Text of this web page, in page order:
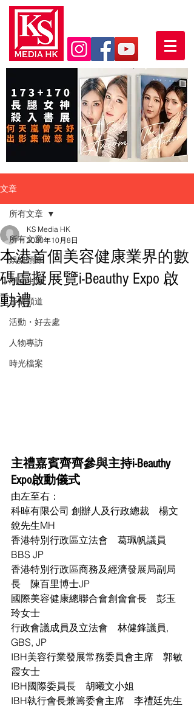
文章
所有文章
娛樂頭條
潮流生活
音樂頻道
活動・好去處
人物專訪
時光檔案
所有文章
本港首個美容健康業界的數
碼虛擬展覽i-Beauthy Expo 啟
動禮
KS Media HK
2020年10月8日
主禮嘉賓齊齊參與主持i-Beauthy
Expo啟動儀式
由左至右：
科晫有限公司 創辦人及行政總裁　楊文
銳先生MH
香港特別行政區立法會　葛珮帆議員
BBS JP
香港特別行政區商務及經濟發展局副局
長　陳百里博士JP
國際美容健康總聯合會創會會長　彭玉
玲女士
行政會議成員及立法會　林健鋒議員,
GBS, JP
IBH美容行業發展常務委員會主席　郭敏
霞女士
IBH國際委員長　胡曦文小姐
IBH執行會長兼籌委會主席　李禮廷先生